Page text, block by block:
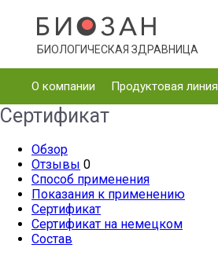
БИОЛОГИЧЕСКАЯ ЗДРАВНИЦА
О компании Продуктовая линия
Сертификат
Обзор
Отзывы 0
Способ применения
Показания к применению
Сертификат
Сертификат на немецком
Состав